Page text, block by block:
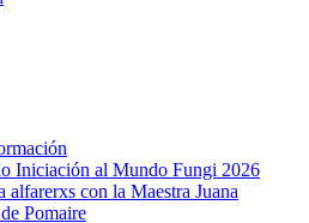
Iniciación al Mundo Fungi 2026
alfarerxs con la Maestra Juana
Pomaire